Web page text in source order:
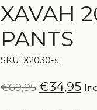
XAVAH
PANTS
SKU: X2030-s
€69,95 €34,95